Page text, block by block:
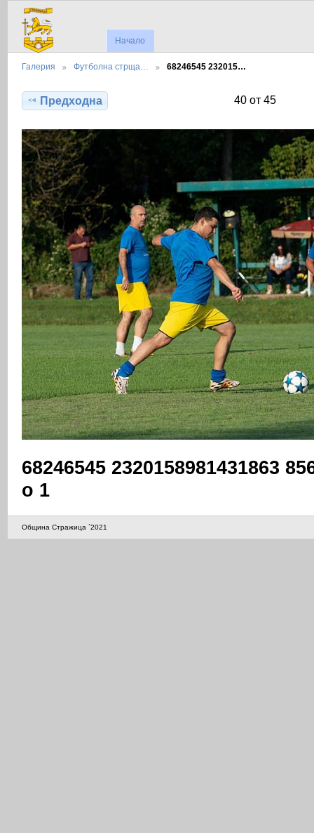
Начало
Галерия Футболна стрща… 68246545 232015…
Предходна 40 от 45
68246545 2320158981431863
o 1
Община Стражица `2021